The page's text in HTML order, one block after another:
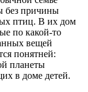
без причины
птиц. В их дом
по какой-то
вещей
понятней:
планеты
в доме детей.